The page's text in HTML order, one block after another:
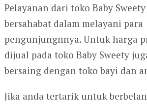
Pelayanan dari toko Baby
bersahabat dalam melayani para
pengunjungnnya. Untuk harga
dijual pada toko Baby Sweety
bersaing dengan toko bayi dan
Jika anda tertarik untuk